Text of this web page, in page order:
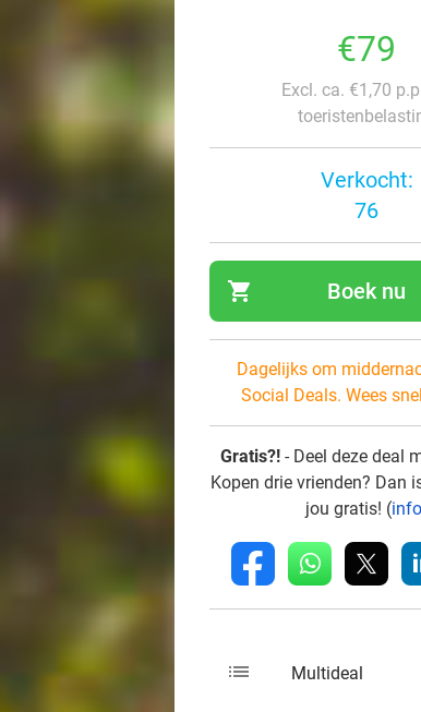
€79
Excl. ca. €1,70
Verkocht:
76
shopping_cart Boek nu
Dagelijks om
Social Deals. Wees
Gratis?! - Deel deze deal
Kopen drie vrienden? Dan
jou gratis! (info
fb whatsapp
list Multideal